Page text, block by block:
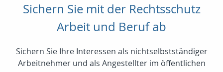
Sichern Sie mit der Rechtsschutz
Arbeit und Beruf ab
Sichern Sie Ihre Interessen als nichtselbstständiger
Arbeitnehmer und als Angestellter im öffentlichen